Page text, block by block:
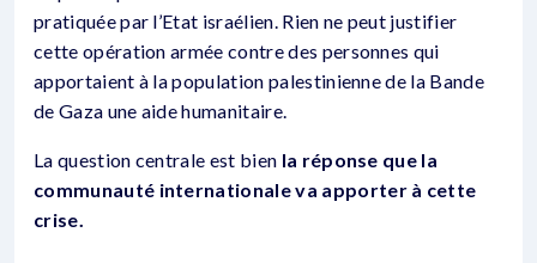
pratiquée par l’Etat israélien. Rien ne peut justifier
cette opération armée contre des personnes qui
apportaient à la population palestinienne de la Bande
de Gaza une aide humanitaire.
La question centrale est bien la réponse que la
communauté internationale va apporter à cette
crise.